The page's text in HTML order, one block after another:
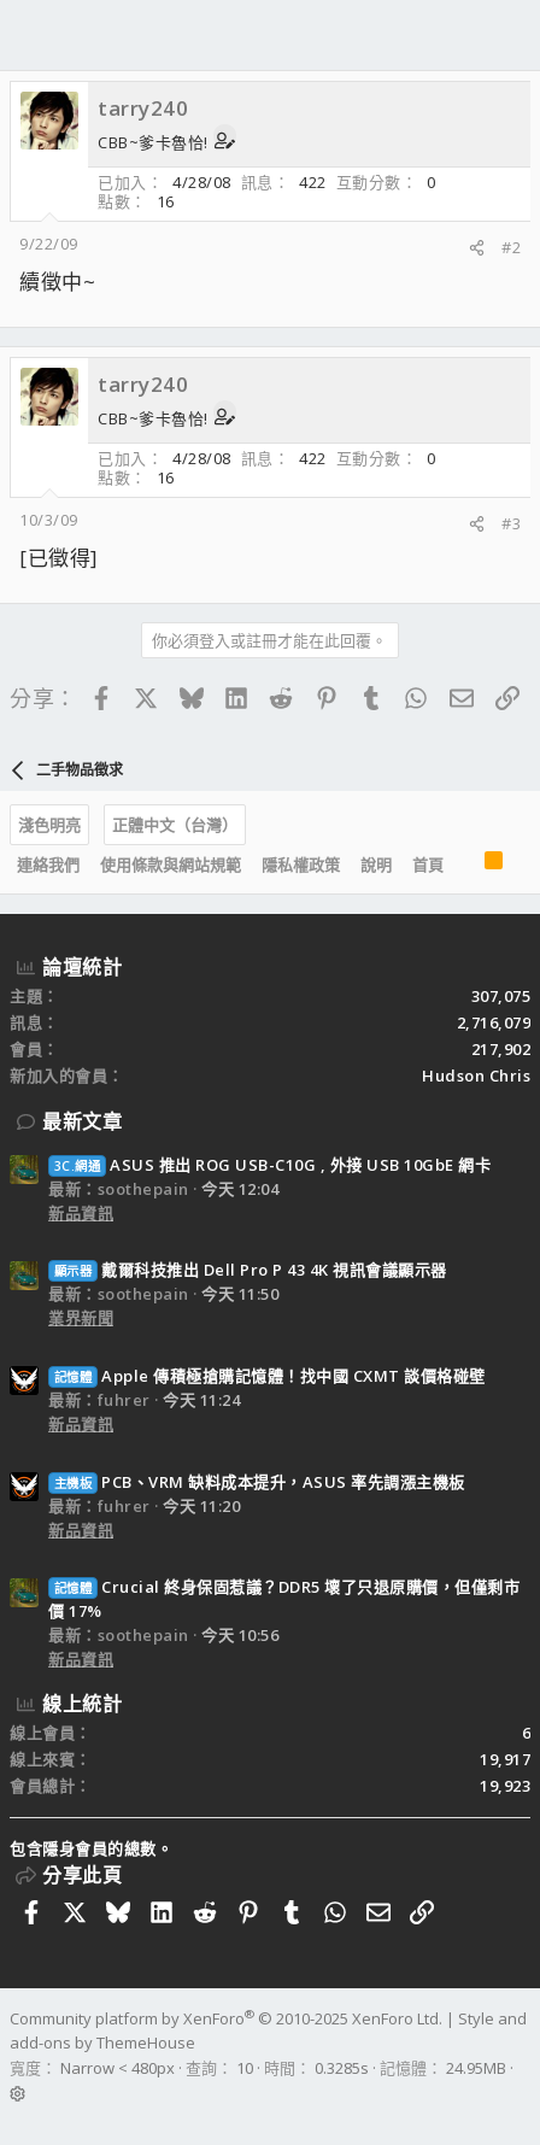
tarry240
CBB~爹卡魯恰!
已加入
4/28/08 訊息 422 互動分數
0
點數
16
9/22/09
#2
續徵中~
tarry240
CBB~爹卡魯恰!
已加入
4/28/08 訊息 422 互動分數
0
點數
16
10/3/09
#3
[已徵得]
你必須登入或註冊才能在此回覆。
分享： FacebookBlueskyLinkedIn
Reddit PinterestTumblrWhatsApp
電子
二手物品徵求
淺色明亮
正體中文（台灣）
連絡我們
使用條款與網站規範 隱私權政策 說明 首頁
S
論壇統計
主題
307,075
訊息
2,716,079
會員
217,902
新加入的會員
Hudson Chris
最新文章
3C.網通 ASUS 推出 ROG USB-C10G , 外接 USB 10GbE 網卡
最新：soothepain
今天 12:04
新品資訊
顯示器 戴爾科技推出 Dell Pro P 43 4K 視訊會議顯示器
最新：soothepain
今天 11:50
業界新聞
記憶體 Apple 傳積極搶購記憶體！找中國 CXMT 談價格碰壁
最新：fuhrer
今天 11:24
新品資訊
主機板
PCB、VRM 缺料成本提升，ASUS 率先調漲主機板
最新：fuhrer
今天 11:20
新品資訊
記憶體
Crucial 終身保固惹議？DDR5 壞了只退原購價，但僅剩市
價 17%
最新：soothepain
今天 10:56
新品資訊
線上統計
線上會員
6
線上來賓
19,917
會員總計
19,923
包含隱身會員的總數。
分享此頁
FacebookBlueskyLinkedIn
RedditPinterestTumblrWhatsApp
電子郵件
連結
Community platform by XenForo® © 2010-2025 XenForo Ltd. | Style and
add-ons by ThemeHouse
寬度
查詢 10 時間 0.3285s 記憶體 24.95MB